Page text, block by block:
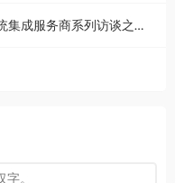
专业专注成就市场领导者——优秀系统集成服务商系列访谈之江西篇（上）